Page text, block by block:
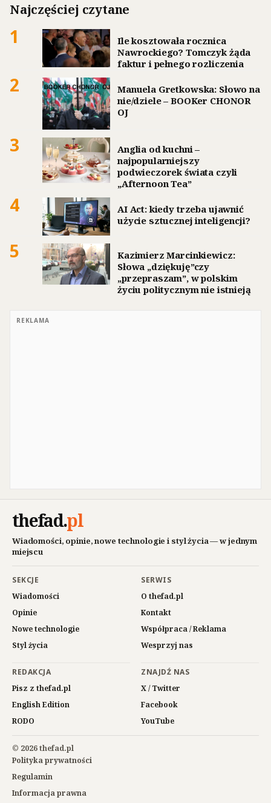
Najczęściej czytane
1
Ile kosztowała rocznica
Nawrockiego? Tomczyk żąda
faktur i pełnego rozliczenia
2
Manuela Gretkowska: Słowo na
nie/dziele – BOOKer CHONOR
OJ
3
Anglia od kuchni –
najpopularniejszy
podwieczorek świata czyli
„Afternoon Tea”
4
AI Act: kiedy trzeba ujawnić
użycie sztucznej inteligencji?
5
Kazimierz Marcinkiewicz:
Słowa „dziękuję”czy
„przepraszam”, w polskim
życiu politycznym nie istnieją
REKLAMA
thefad.pl
Wiadomości, opinie, nowe technologie i styl życia — w jednym
miejscu
SEKCJE
Wiadomości
Opinie
Nowe technologie
Styl życia
SERWIS
O thefad.pl
Kontakt
Współpraca / Reklama
Wesprzyj nas
REDAKCJA
Pisz z thefad.pl
English Edition
RODO
ZNAJDŹ NAS
X / Twitter
Facebook
YouTube
© 2026 thefad.pl
Polityka prywatności
Regulamin
Informacja prawna